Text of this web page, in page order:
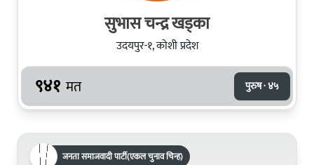
सुभास चन्द्र खड्का
उदयपुर-१, कोशी प्रदेश
९४१ मत पुरुष · ४५
जनता समाजवादी पार्टी(एकल चुनाव चिन्ह)